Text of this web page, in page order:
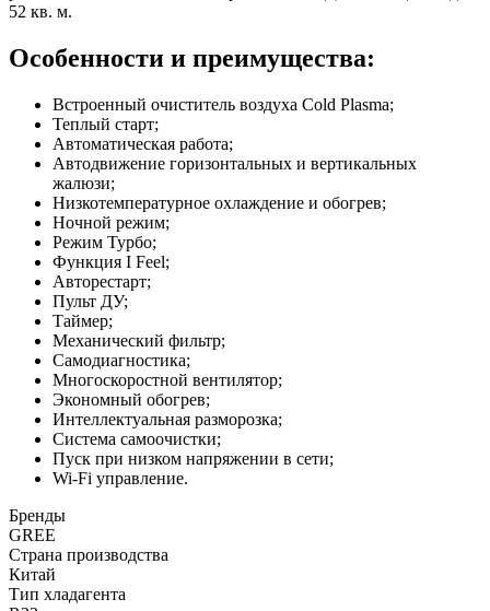
52 кв. м.
Особенности и преимущества:
Встроенный очиститель воздуха Cold Plasma;
Теплый старт;
Автоматическая работа;
Автодвижение горизонтальных и вертикальных
жалюзи;
Низкотемпературное охлаждение и обогрев;
Ночной режим;
Режим Турбо;
Функция I Feel;
Авторестарт;
Пульт ДУ;
Таймер;
Механический фильтр;
Самодиагностика;
Многоскоростной вентилятор;
Экономный обогрев;
Интеллектуальная разморозка;
Система самоочистки;
Пуск при низком напряжении в сети;
Wi-Fi управление.
Бренды
GREE
Страна производства
Китай
Тип хладагента